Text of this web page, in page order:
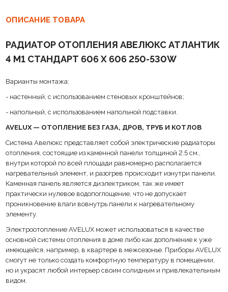
ОПИСАНИЕ ТОВАРА
РАДИАТОР ОТОПЛЕНИЯ АВЕЛЮКС АТЛАНТИК
4 М1 CТАНДАРТ 606 Х 606 250-530W
Варианты монтажа:
- настенный, с использованием стеновых кронштейнов;
- напольный, с использованием напольной подставки.
AVELUX — ОТОПЛЕНИЕ БЕЗ ГАЗА, ДРОВ, ТРУБ И КОТЛОВ
Система Авелюкс представляет собой электрические радиаторы
отопления, состоящие из каменной панели толщиной 2.5 см.,
внутри которой по всей площади равномерно располагается
нагревательный элемент, и разогрев происходит изнутри панели.
Каменная панель является диэлектриком, так же имеет
практически нулевое водопоглощение, что не допускает
проникновение влаги вовнутрь панели к нагревательному
элементу.
Электроотопление AVELUX может использоваться в качестве
основной системы отопления в доме либо как дополнение к уже
имеющейся, например, в квартере в межсезонье. Приборы AVELUX
смогут не только создать комфортную температуру в помещении,
но и украсят любой интерьер своим солидным и привлекательным
видом.